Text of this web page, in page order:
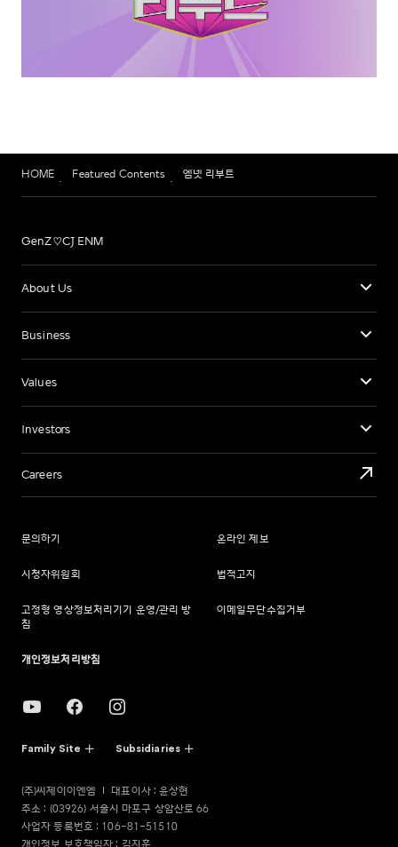
HOME Featured Contents 엠넷 리부트
GenZ♡CJ ENM
About Us
Business
Values
Investors
Careers
문의하기 온라인 제보
시청자위원회 법적고지
고정형 영상정보처리기기 운영/관리 방
침
이메일무단수집거부
개인정보처리방침
Family Site Subsidiaries
(주)씨제이이엔엠
대표이사 : 윤상현
주소 : (03926) 서울시 마포구 상암산로 66
사업자 등록번호 : 106-81-51510